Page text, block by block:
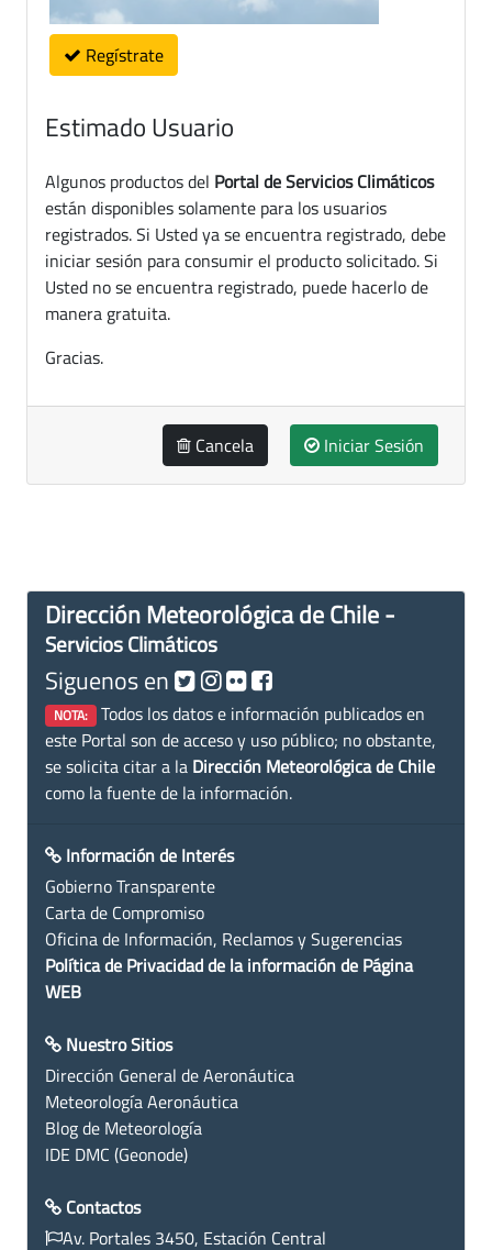
Regístrate
Estimado Usuario
Algunos productos del Portal de Servicios Climáticos
están disponibles solamente para los usuarios
registrados. Si Usted ya se encuentra registrado, debe
iniciar sesión para consumir el producto solicitado. Si
Usted no se encuentra registrado, puede hacerlo de
manera gratuita.
Gracias.
Cancela Iniciar Sesión
Dirección Meteorológica de Chile -
Servicios Climáticos
Siguenos en
NOTA: Todos los datos e información publicados en
este Portal son de acceso y uso público; no obstante,
se solicita citar a la Dirección Meteorológica de Chile
como la fuente de la información.
Información de Interés
Gobierno Transparente
Carta de Compromiso
Oficina de Información, Reclamos y Sugerencias
Política de Privacidad de la información de Página
WEB
Nuestro Sitios
Dirección General de Aeronáutica
Meteorología Aeronáutica
Blog de Meteorología
IDE DMC (Geonode)
Contactos
Av. Portales 3450, Estación Central